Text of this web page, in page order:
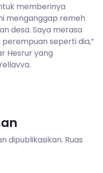
memberinya
menganggap remeh
desa. Saya merasa
seperti dia,”
Hesrur yang
dipublikasikan. Ruas